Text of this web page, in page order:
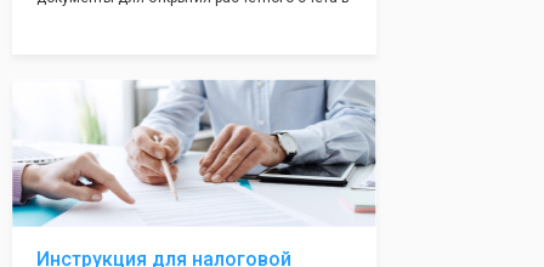
открытия счета, с минимальным затратом
вашего времени и сил!
Инструкция для налоговой